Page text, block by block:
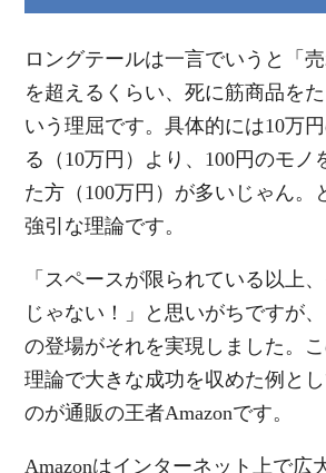
ロングテールは一言でいうと「
を超えるくらい、死に筋商品を
いう理屈です。具体的には10万
る（10万円）より、100円のモノ
た方（100万円）が多いじゃん。
強引な理論です。
「スペースが限られている以上
じゃない！」と思いがちですが
の登場がそれを実現しました。
理論で大きな成功を収めた例と
のが通販の王者Amazonです。
Amazonはインターネット上で広